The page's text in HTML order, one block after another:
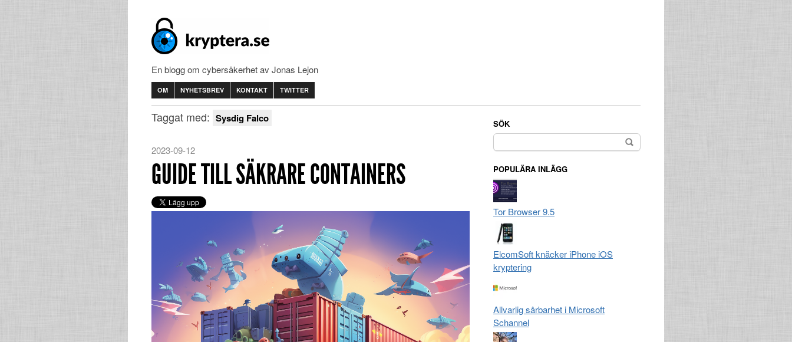
En blogg om cybersäkerhet av Jonas Lejon
OM NYHETSBREV KONTAKT TWITTER
Taggat med: Sysdig Falco
2023-09-12
GUIDE TILL SÄKRARE CONTAINERS
SÖK
Sök
efter:
POPULÄRA INLÄGG
Tor Browser 9.5
ElcomSoft knäcker iPhone iOS
kryptering
Allvarlig sårbarhet i Microsoft
Schannel